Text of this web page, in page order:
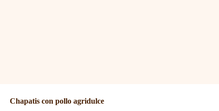
Chapatis con pollo agridulce